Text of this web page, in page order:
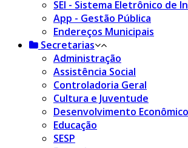
SEI - Sistema Eletrônico de
App - Gestão Pública
Endereços Municipais
Secretarias
Administração
Assistência Social
Controladoria Geral
Cultura e Juventude
Desenvolvimento Econômico
Educação
SESP